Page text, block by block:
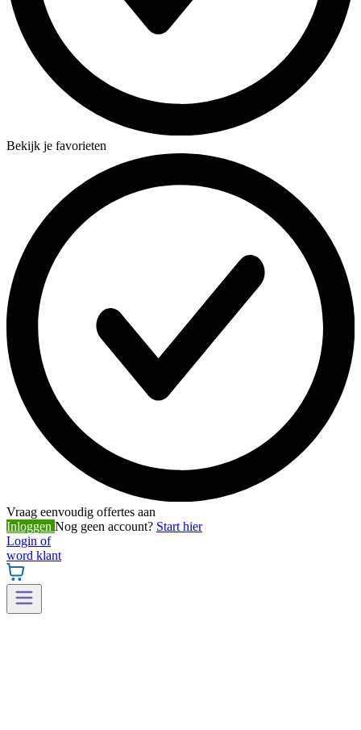
Bekijk je favorieten
Vraag eenvoudig offertes aan
Inloggen Nog geen account? Start hier
Login of
word klant